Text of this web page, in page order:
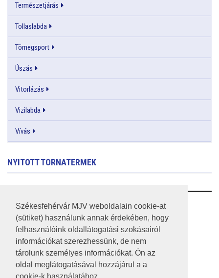
Székesfehérvár MJV weboldalain cookie-at
(sütiket) használunk annak érdekében, hogy
felhasználóink oldallátogatási szokásairól
információkat szerezhessünk, de nem
tárolunk személyes információkat. Ön az
oldal meglátogatásával hozzájárul a a
Természetjárás
Tollaslabda
Tömegsport
Úszás
Vitorlázás
Vizilabda
Vívás
NYITOTT TORNATERMEK
RSS
A HONLAP 2017.03.31-I ÁLLAPOTA
JOGI NYILATKOZAT
IMPRESSZUM